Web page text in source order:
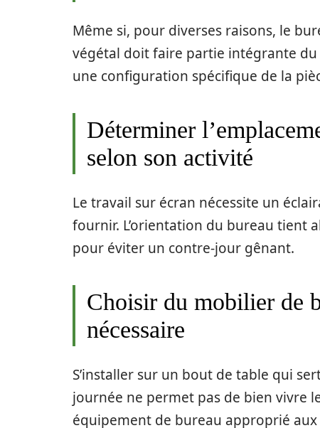
Même si, pour diverses raisons, le
végétal doit faire partie intégrante du
une configuration spécifique de la
Déterminer
selon son activité
Le travail sur écran nécessite un
fournir. L’orientation du bureau tient
pour éviter un contre-jour gênant.
Choisir du mobilier de
nécessaire
S’installer sur un bout de table qui
journée ne permet pas de bien vivre
équipement de bureau approprié aux